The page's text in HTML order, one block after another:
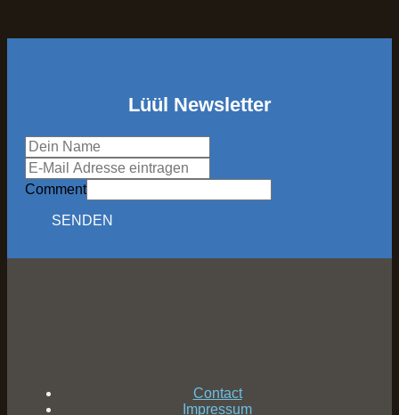
Lüül Newsletter
Comment
SENDEN
Contact
Impressum